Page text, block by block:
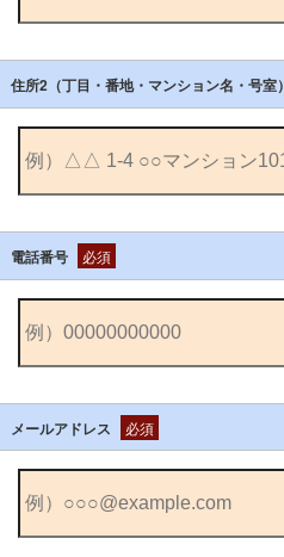
住所2（丁目・番地・マンション名・号室）
電話番号 必須
メールアドレス 必須